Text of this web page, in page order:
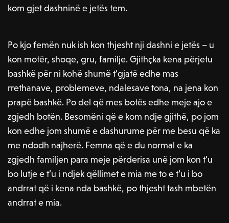
kom gjet dashninë e jetës tem.
Po kjo femën nuk ish kon thjesht nji dashni e jetës – u
kon motër, shoqe, gru, familje. Gjithçka kena përjetu
bashkë për ni kohë shumë t’gjatë edhe mas
rrethanave, problemeve, ndalesave tona, na jena kon
prapë bashkë. Po del që mes botës edhe meje ajo e
zgjedh botën. Besomëni që e kom ndje gjithë, po jom
kon edhe jom shumë e dashurume për me besu që ka
me ndodh najherë. Femna që e du normal e ka
zgjedh familjen para meje përderisa unë jom kon t’u
bo lutje e t’u i ndjek qëllimet e mia me to e t’u i bo
andrrat që i kena nda bashkë, po thjesht tash mbetën
andrrat e mia.